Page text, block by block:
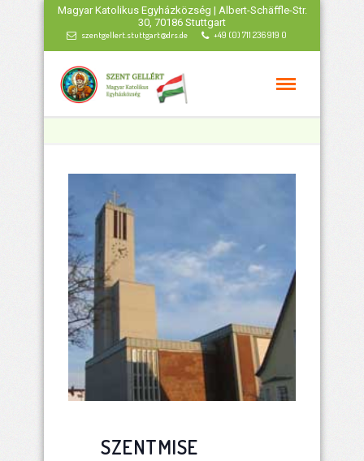
Magyar Katolikus Egyházközség | Albert-Schäffle-Str.
30, 70186 Stuttgart
szentgellert.stuttgart@drs.de +49 (0) 711 236 919 0
SZENTMISE